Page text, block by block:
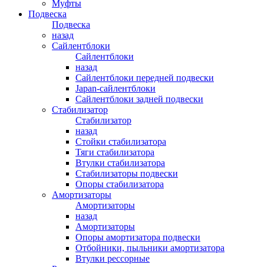
Муфты
Подвеска
Подвеска
назад
Сайлентблоки
Сайлентблоки
назад
Сайлентблоки передней подвески
Japan-сайлентблоки
Сайлентблоки задней подвески
Стабилизатор
Стабилизатор
назад
Стойки стабилизатора
Тяги стабилизатора
Втулки стабилизатора
Стабилизаторы подвески
Опоры стабилизатора
Амортизаторы
Амортизаторы
назад
Амортизаторы
Опоры амортизатора подвески
Отбойники, пыльники амортизатора
Втулки рессорные